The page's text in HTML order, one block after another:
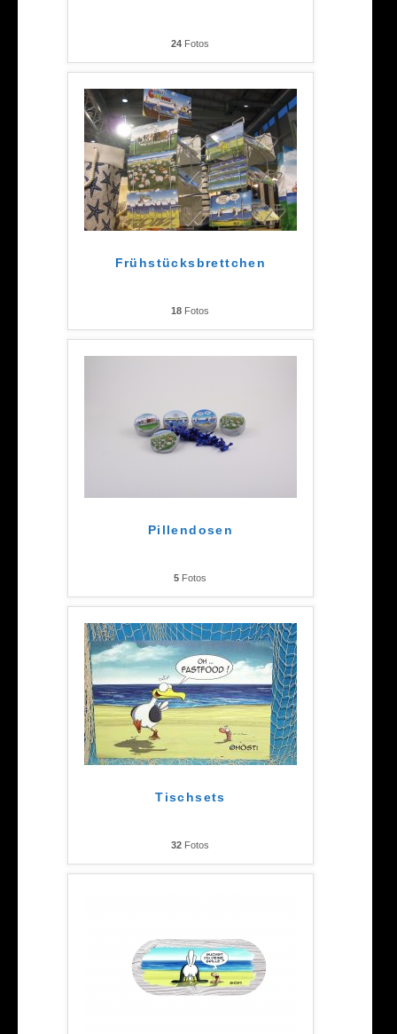
24 Fotos
Frühstücksbrettchen
18 Fotos
Pillendosen
5 Fotos
Tischsets
32 Fotos